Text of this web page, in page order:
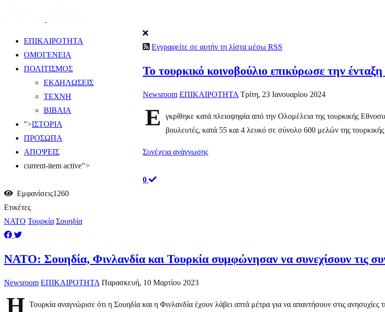
ΕΠΙΚΑΙΡΟΤΗΤΑ
ΟΜΟΓΕΝΕΙΑ
ΠΟΛΙΤΙΣΜΟΣ
ΕΚΔΗΛΩΣΕΙΣ
ΤΕΧΝΗ
ΒΙΒΛΙΑ
">ΙΣΤΟΡΙΑ
ΠΡΟΣΩΠΑ
ΑΠΟΨΕΙΣ
current-item active">
Εγγραφείτε σε αυτήν τη λίστα μέσω RSS
Το τουρκικό κοινοβούλιο επικύρωσε την
Newsroom ΕΠΙΚΑΙΡΟΤΗΤΑ Τρίτη, 23 Ιανουαρίου 2024
Ε
γκρίθηκε κατά πλειοψηφία από την Ολομέλεια της τουρκικής
βουλευτές, κατά 55 και 4 λευκό σε σύνολο 600 μελών της
Συνέχεια ανάγνωσης
0
Εμφανίσεις1260
Ετικέτες
ΝΑΤΟ Τουρκία Σουηδία
ΝΑΤΟ: Σουηδία, Φινλανδία και Τουρκία συμφώνησαν να συνεχίσουν τις
Newsroom ΕΠΙΚΑΙΡΟΤΗΤΑ Παρασκευή, 10 Μαρτίου 2023
Η Τουρκία αναγνώρισε ότι η Σουηδία και η Φινλανδία έχουν λάβει απτά μέτρα για να απαντήσουν στις